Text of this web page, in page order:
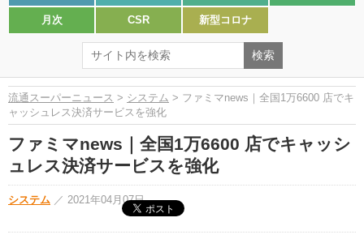
月次 CSR 新型コロナ
流通スーパーニュース > システム > ファミマnews｜全国1万6600 店でキ
ャッシュレス決済サービスを強化
ファミマnews｜全国1万6600 店でキャッシ
ュレス決済サービスを強化
システム ／ 2021年04月07日